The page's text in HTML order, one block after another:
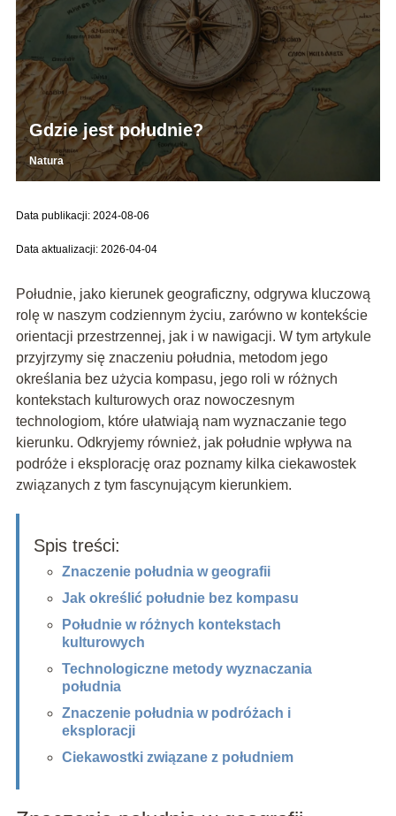
Gdzie jest południe?
Natura
Data publikacji: 2024-08-06
Data aktualizacji: 2026-04-04
Południe, jako kierunek geograficzny, odgrywa kluczową
rolę w naszym codziennym życiu, zarówno w kontekście
orientacji przestrzennej, jak i w nawigacji. W tym artykule
przyjrzymy się znaczeniu południa, metodom jego
określania bez użycia kompasu, jego roli w różnych
kontekstach kulturowych oraz nowoczesnym
technologiom, które ułatwiają nam wyznaczanie tego
kierunku. Odkryjemy również, jak południe wpływa na
podróże i eksplorację oraz poznamy kilka ciekawostek
związanych z tym fascynującym kierunkiem.
Spis treści:
Znaczenie południa w geografii
Jak określić południe bez kompasu
Południe w różnych kontekstach
kulturowych
Technologiczne metody wyznaczania
południa
Znaczenie południa w podróżach i
eksploracji
Ciekawostki związane z południem